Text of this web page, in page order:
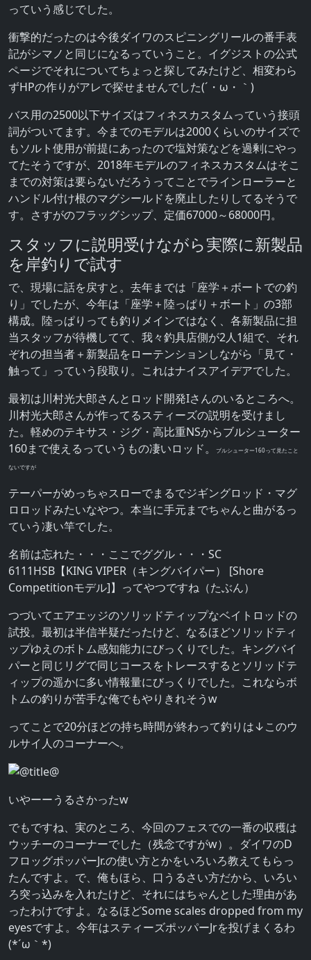
っていう感じでした。
衝撃的だったのは今後ダイワのスピニングリールの番手表
記がシマノと同じになるっていうこと。イグジストの公式
ページでそれについてちょっと探してみたけど、相変わら
ずHPの作りがアレで探せませんでした(´・ω・｀)
バス用の2500以下サイズはフィネスカスタムっていう接頭
詞がついてます。今までのモデルは2000くらいのサイズで
もソルト使用が前提にあったので塩対策などを過剰にやっ
てたそうですが、2018年モデルのフィネスカスタムはそこ
までの対策は要らないだろうってことでラインローラーと
ハンドル付け根のマグシールドを廃止したりしてるそうで
す。さすがのフラッグシップ、定価67000～68000円。
スタッフに説明受けながら実際に新製品
を岸釣りで試す
で、現場に話を戻すと。去年までは「座学＋ボートでの釣
り」でしたが、今年は「座学＋陸っぱり＋ボート」の3部
構成。陸っぱりっても釣りメインではなく、各新製品に担
当スタッフが待機してて、我々釣具店側が2人1組で、それ
ぞれの担当者＋新製品をローテンションしながら「見て・
触って」っていう段取り。これはナイスアイデアでした。
最初は川村光大郎さんとロッド開発Iさんのいるところへ。
川村光大郎さんが作ってるスティーズの説明を受けまし
た。軽めのテキサス・ジグ・高比重NSからブルシューター
160まで使えるっていうもの凄いロッド。
ブルシューター160って見たこと
ないですが
テーパーがめっちゃスローでまるでジギングロッド・マグ
ロロッドみたいなやつ。本当に手元までちゃんと曲がるっ
ていう凄い竿でした。
名前は忘れた・・・ここでググル・・・SC
6111HSB【KING VIPER（キングバイパー） [Shore
Competitionモデル]】ってやつですね（たぶん）
つづいてエアエッジのソリッドティップなベイトロッドの
試投。最初は半信半疑だったけど、なるほどソリッドティ
ップゆえのボトム感知能力にびっくりでした。キングバイ
パーと同じリグで同じコースをトレースするとソリッドテ
ィップの遥かに多い情報量にびっくりでした。これならボ
トムの釣りが苦手な俺でもやりきれそうw
ってことで20分ほどの持ち時間が終わって釣りは↓このウ
ルサイ人のコーナーへ。
いやーーうるさかったw
でもですね、実のところ、今回のフェスでの一番の収穫は
ウッチーのコーナーでした（残念ですがw）。ダイワのD
フロッグポッパーJr.の使い方とかをいろいろ教えてもらっ
たんですよ。で、俺もほら、口うるさい方だから、いろい
ろ突っ込みを入れたけど、それにはちゃんとした理由があ
ったわけですよ。なるほどSome scales dropped from my
eyesですよ。今年はスティーズポッパーJrを投げまくるわ
(*´ω｀*)